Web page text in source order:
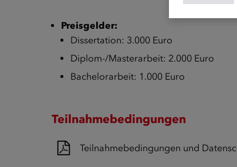
Preisgelder:
Dissertation: 3.000 Euro
Diplom-/Masterarbeit: 2.000 Euro
Bachelorarbeit: 1.000 Euro
Teilnahmebedingungen
Teilnahmebedingungen und